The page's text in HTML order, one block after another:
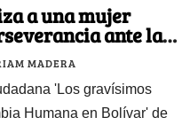
a una mujer
ante la
MADERA
'Los gravísimos
Humana en Bolívar' de